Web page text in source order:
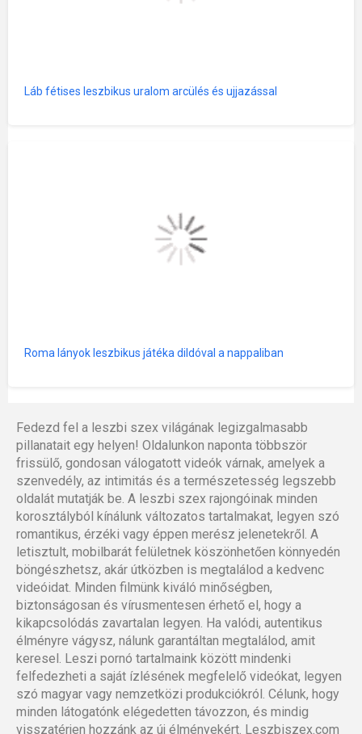
Láb fétises leszbikus uralom arcülés és ujjazással
Roma lányok leszbikus játéka dildóval a nappaliban
Fedezd fel a leszbi szex világának legizgalmasabb
pillanatait egy helyen! Oldalunkon naponta többször
frissülő, gondosan válogatott videók várnak, amelyek a
szenvedély, az intimitás és a természetesség legszebb
oldalát mutatják be. A leszbi szex rajongóinak minden
korosztályból kínálunk változatos tartalmakat, legyen szó
romantikus, érzéki vagy éppen merész jelenetekről. A
letisztult, mobilbarát felületnek köszönhetően könnyedén
böngészhetsz, akár útközben is megtalálod a kedvenc
videóidat. Minden filmünk kiváló minőségben,
biztonságosan és vírusmentesen érhető el, hogy a
kikapcsolódás zavartalan legyen. Ha valódi, autentikus
élményre vágysz, nálunk garantáltan megtalálod, amit
keresel. Leszi pornó tartalmaink között mindenki
felfedezheti a saját ízlésének megfelelő videókat, legyen
szó magyar vagy nemzetközi produkciókról. Célunk, hogy
minden látogatónk elégedetten távozzon, és mindig
visszatérjen hozzánk az új élményekért. Leszbiszex.com